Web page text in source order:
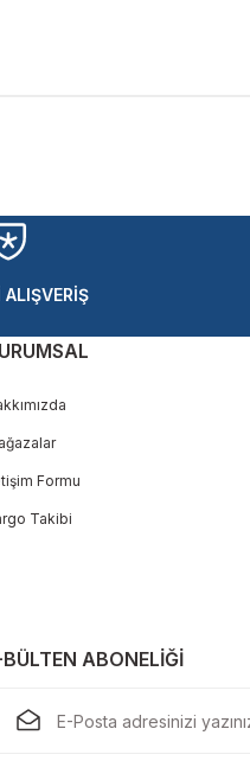
Yorum Yaz
ALIŞVERİŞ
Formu
Takibi
BÜLTEN ABONELİĞİ